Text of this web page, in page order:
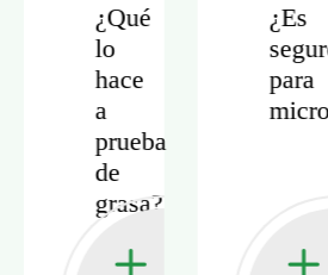
¿Qué
lo
hace
a
prueba
de
grasa?
¿Es
para